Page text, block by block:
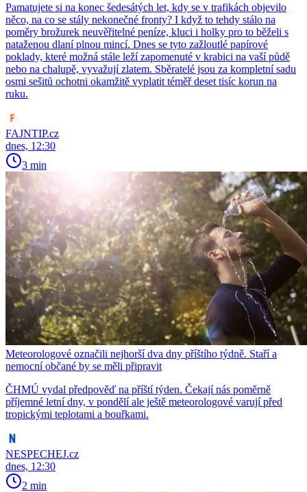
Pamatujete si na konec šedesátých let, kdy se v trafikách objevilo
něco, na co se stály nekonečné fronty? I když to tehdy stálo na
poměry brožurek neuvěřitelné peníze, kluci i holky pro to běželi s
nataženou dlaní plnou mincí. Dnes se tyto zažloutlé papírové
poklady, které možná stále leží zapomenuté v krabici na vaší půdě
nebo na chalupě, vyvažují zlatem. Sběratelé jsou za kompletní sadu
osmi sešitů ochotni okamžitě vyplatit téměř deset tisíc korun na
ruku.
FAJNTIP.cz
dnes, 12:30
3 min
Meteorologové označili nejhorší dva dny příštího týdně. Staří a
nemocní občané by se měli připravit
ČHMÚ vydal předpověď na příští týden. Čekají nás poměrně
příjemné letní dny, v pondělí ale ještě meteorologové varují před
tropickými teplotami a bouřkami.
NESPECHEJ.cz
dnes, 12:30
2 min